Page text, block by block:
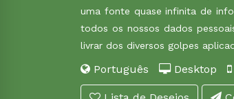
uma fonte quase infinita de
todos os nossos dados
livrar dos diversos golpes
Português Desktop